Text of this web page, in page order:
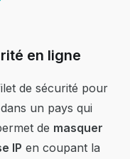
en ligne
de sécurité pour
un pays qui
de masquer
IP en coupant la